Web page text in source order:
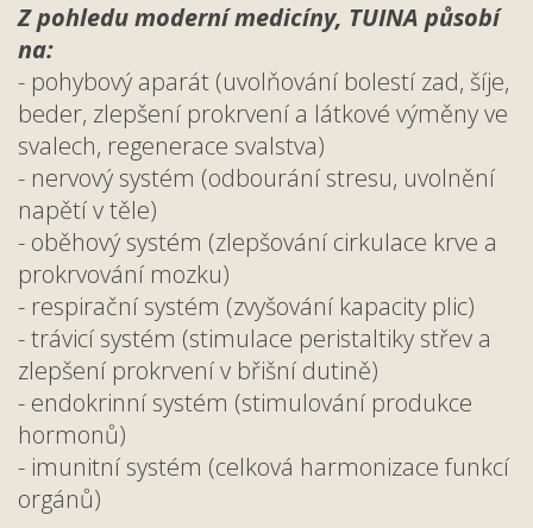
Z pohledu moderní medicíny, TUINA působí
na:
- pohybový aparát (uvolňování bolestí zad, šíje,
beder, zlepšení prokrvení a látkové výměny ve
svalech, regenerace svalstva)
- nervový systém (odbourání stresu, uvolnění
napětí v těle)
- oběhový systém (zlepšování cirkulace krve a
prokrvování mozku)
- respirační systém (zvyšování kapacity plic)
- trávicí systém (stimulace peristaltiky střev a
zlepšení prokrvení v břišní dutině)
- endokrinní systém (stimulování produkce
hormonů)
- imunitní systém (celková harmonizace funkcí
orgánů)